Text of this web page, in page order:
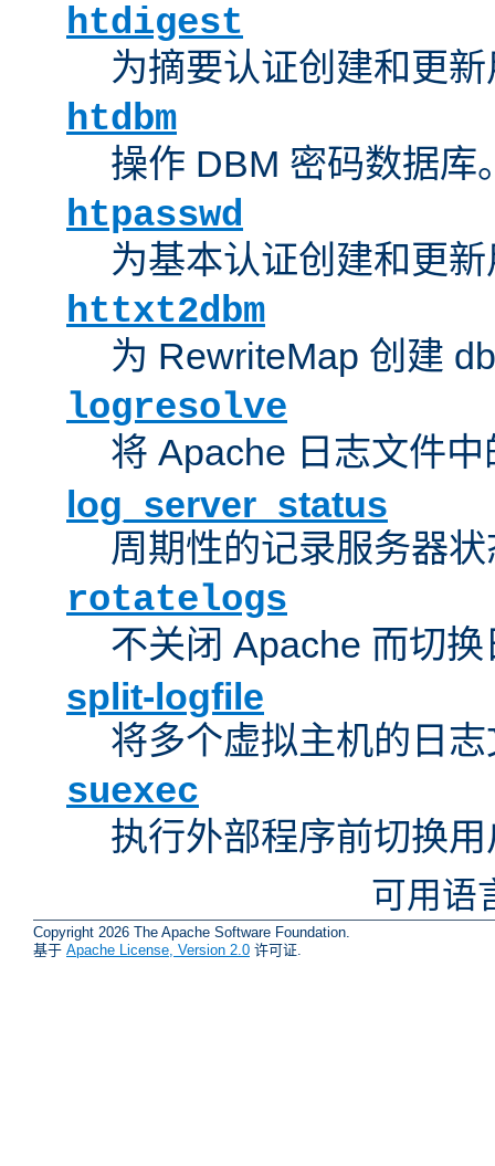
htdigest
为摘要认证创建和更
htdbm
操作 DBM 密码数据库
htpasswd
为基本认证创建和更
httxt2dbm
为 RewriteMap 创建
logresolve
将 Apache 日志文件
log_server_status
周期性的记录服务器
rotatelogs
不关闭 Apache 而切
split-logfile
将多个虚拟主机的日
suexec
执行外部程序前切换
可用语
Copyright 2026 The Apache Software Foundation.
基于 Apache License, Version 2.0 许可证.